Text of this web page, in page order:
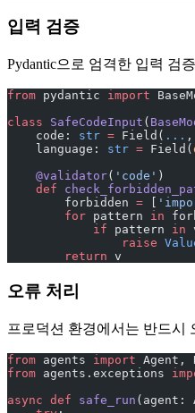
입력 검증
Pydantic으로 엄격한 입력 검
from pydantic import
class SafeCodeInput (
    code:
str = Field( ... ,
    language:
str = Field(
    @validator
( 'code' )
    def
        forbidden
=
        for
pattern in
            if
pattern in
                raise
        return
v
오류 처리
프로덕션 환경에서는 반드시
from agents import Agent,
from agents.exceptions
async def safe_run (agent: